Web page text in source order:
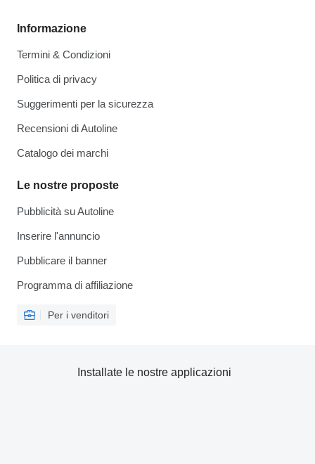
Informazione
Termini & Condizioni
Politica di privacy
Suggerimenti per la sicurezza
Recensioni di Autoline
Catalogo dei marchi
Le nostre proposte
Pubblicità su Autoline
Inserire l'annuncio
Pubblicare il banner
Programma di affiliazione
Per i venditori
Installate le nostre applicazioni